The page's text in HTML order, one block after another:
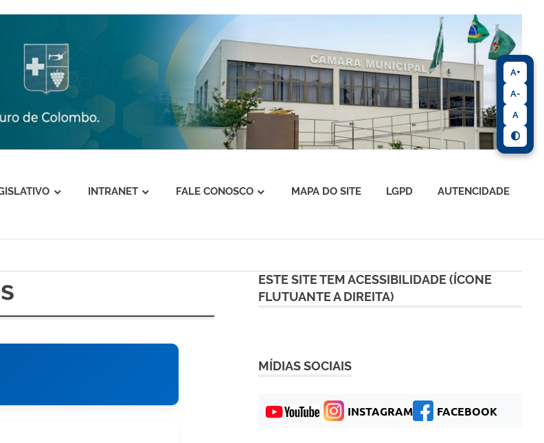
INTRANET FALE CONOSCO MAPA DO SITE LGPD AUTENCIDADE
ESTE SITE TEM ACESSIBILIDADE (ÍCONE
FLUTUANTE A DIREITA)
MÍDIAS SOCIAIS
INSTAGRAM FACEBOOK
A+
A-
A